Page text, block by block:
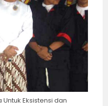
Untuk Eksistensi dan